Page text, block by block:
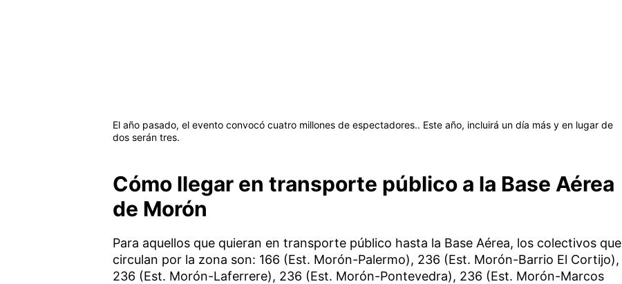
El año pasado, el evento convocó cuatro millones de espectadores.. Este año, incluirá un día más y en lugar de
dos serán tres.
Cómo llegar en transporte público a la Base Aérea
de Morón
Para aquellos que quieran en transporte público hasta la Base Aérea, los colectivos que
circulan por la zona son: 166 (Est. Morón-Palermo), 236 (Est. Morón-Barrio El Cortijo),
236 (Est. Morón-Laferrere), 236 (Est. Morón-Pontevedra), 236 (Est. Morón-Marcos